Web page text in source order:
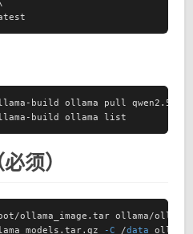
build ollama pull qwen2.5:14b
build ollama list
须）
ollama_image.tar ollama/
-C /data ollama